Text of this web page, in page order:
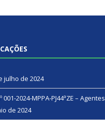
julho de 2024
2024-MPPA-PJ44ªZE – Agentes
de 2024